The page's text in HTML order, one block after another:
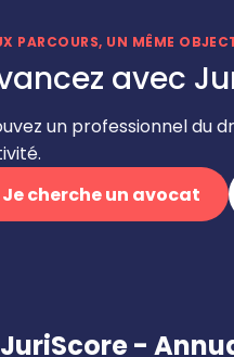
PARCOURS, UN MÊME
avec
un professionnel du
Je cherche un avocat
JuriScore -